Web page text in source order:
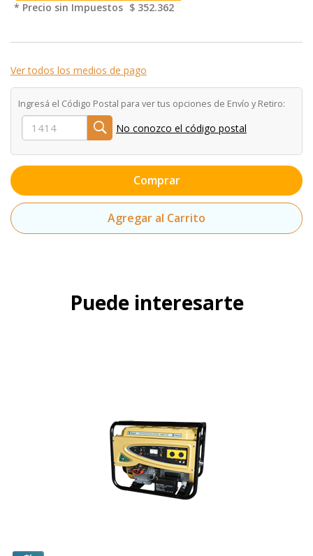
* Precio sin Impuestos $ 352.362
Ver todos los medios de pago
Ingresá el Código Postal para ver tus opciones de Envío y Retiro:
No conozco el código postal
Comprar
Agregar al Carrito
Puede interesarte